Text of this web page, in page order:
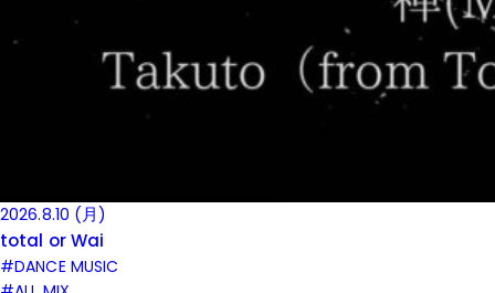
2026.8.10 (月)
total or Wai
#DANCE MUSIC